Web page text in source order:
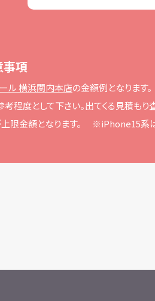
事項
ル 横浜関内本店の⾦額例となります。
程度として下さい。出てくる⾒積も
限⾦額となります。
※iPhone15系